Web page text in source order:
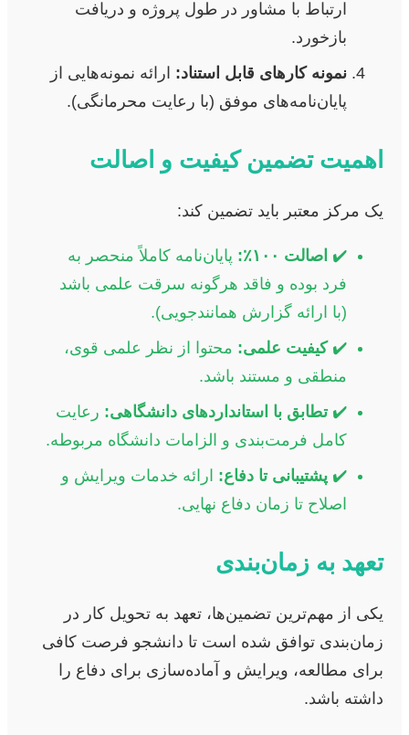
ارتباط با مشاور در طول پروژه و دریافت
بازخورد.
نمونه کارهای قابل استناد: ارائه نمونه‌هایی از
پایان‌نامه‌های موفق (با رعایت محرمانگی).
اهمیت تضمین کیفیت و اصالت
یک مرکز معتبر باید تضمین کند:
✔️ اصالت ۱۰۰٪:
پایان‌نامه کاملاً منحصر به
فرد بوده و فاقد هرگونه سرقت علمی باشد
(با ارائه گزارش همانندجویی).
✔️کیفیت علمی: محتوا از نظر علمی قوی،
منطقی و مستند باشد.
✔️تطابق با استانداردهای دانشگاهی: رعایت
کامل فرمت‌بندی و الزامات دانشگاه مربوطه.
✔️ پشتیبانی تا دفاع: ارائه خدمات ویرایش و
اصلاح تا زمان دفاع نهایی.
تعهد به زمان‌بندی
یکی از مهم‌ترین تضمین‌ها، تعهد به تحویل کار در
زمان‌بندی توافق شده است تا دانشجو فرصت کافی
برای مطالعه، ویرایش و آماده‌سازی برای دفاع را
داشته باشد.